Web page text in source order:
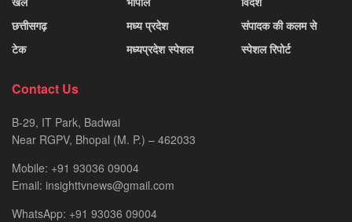
छत्तीसगढ़
टेक
मध्य प्रदेश
मध्यप्रदेश स्पेशल
संपादक की कलम से
स्पेशल रिपोर्ट
Contact Us
B-29, IT Park, Badwai
Near RGPV, Bhopal (M. P.) – 462033
Mobile: +91 93036 09004
Email: insighttvnews@gmail.com
WhatsApp: +91 93036 09004